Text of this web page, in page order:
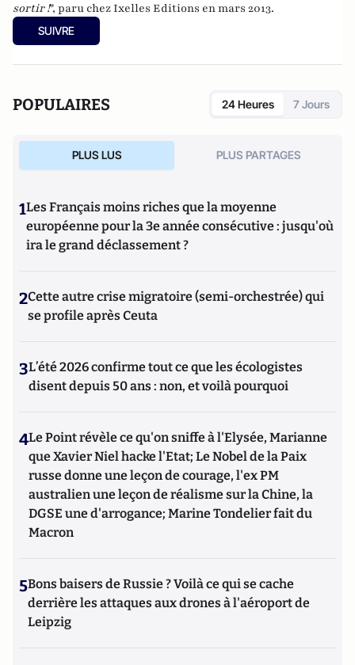
sortir !", paru chez Ixelles Editions en mars 2013.
SUIVRE
POPULAIRES 24 Heures 7 Jours
PLUS LUS PLUS PARTAGES
1Les Français moins riches que la moyenne
européenne pour la 3e année consécutive : jusqu'où
ira le grand déclassement ?
2Cette autre crise migratoire (semi-orchestrée) qui
se profile après Ceuta
3L’été 2026 confirme tout ce que les écologistes
disent depuis 50 ans : non, et voilà pourquoi
4Le Point révèle ce qu'on sniffe à l'Elysée, Marianne
que Xavier Niel hacke l'Etat; Le Nobel de la Paix
russe donne une leçon de courage, l'ex PM
australien une leçon de réalisme sur la Chine, la
DGSE une d'arrogance; Marine Tondelier fait du
Macron
5Bons baisers de Russie ? Voilà ce qui se cache
derrière les attaques aux drones à l'aéroport de
Leipzig